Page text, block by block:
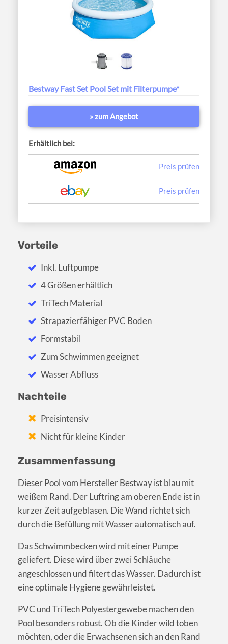
Bestway Fast Set Pool Set mit Filterpumpe*
» zum Angebot
Erhältlich bei:
Preis prüfen
Preis prüfen
Vorteile
Inkl. Luftpumpe
4 Größen erhältlich
TriTech Material
Strapazierfähiger PVC Boden
Formstabil
Zum Schwimmen geeignet
Wasser Abfluss
Nachteile
Preisintensiv
Nicht für kleine Kinder
Zusammenfassung
Dieser Pool vom Hersteller Bestway ist blau mit
weißem Rand. Der Luftring am oberen Ende ist in
kurzer Zeit aufgeblasen. Die Wand richtet sich
durch die Befüllung mit Wasser automatisch auf.
Das Schwimmbecken wird mit einer Pumpe
geliefert. Diese wird über zwei Schläuche
angeschlossen und filtert das Wasser. Dadurch ist
eine optimale Hygiene gewährleistet.
PVC und TriTech Polyestergewebe machen den
Pool besonders robust. Ob die Kinder wild toben
möchten, oder die Erwachsenen sich an den Rand